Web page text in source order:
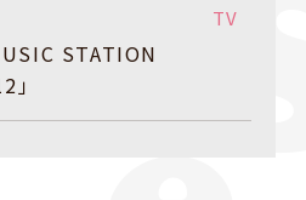
TV
STATION
」